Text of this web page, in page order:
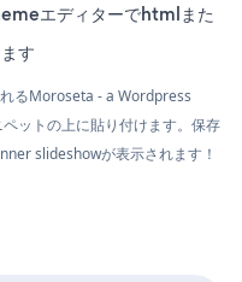
エディターでhtmlまた
す
るMoroseta - a Wordpress
ットの上に貼り付けます。保存
slideshowが表示されます！